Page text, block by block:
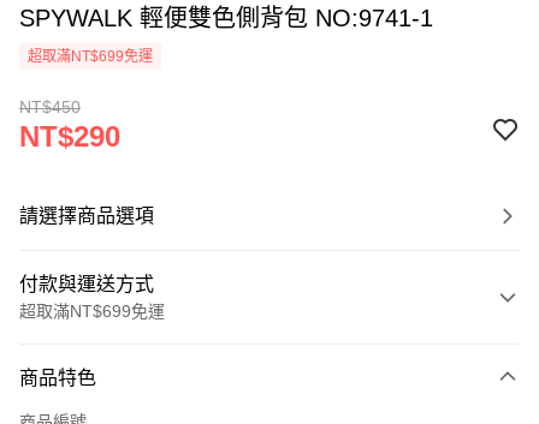
SPYWALK 輕便雙色側背包 NO:9741-1
超取滿NT$699免運
NT$450
NT$290
請選擇商品選項
付款與運送方式
超取滿NT$699免運
信用卡一次付款
商品特色